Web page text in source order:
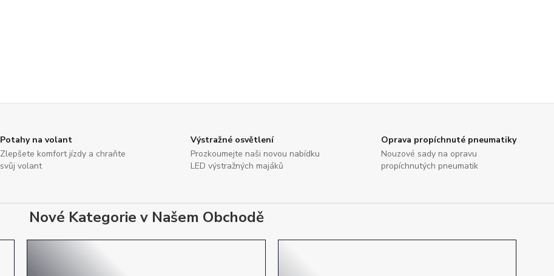
Potahy na volant
Zlepšete komfort jízdy a chraňte
svůj volant
Výstražné osvětlení
Prozkoumejte naši novou nabídku
LED výstražných majáků
Oprava propíchnuté pneumatiky
Nouzové sady na opravu
propíchnutých pneumatik
Nové Kategorie v Našem Obchodě